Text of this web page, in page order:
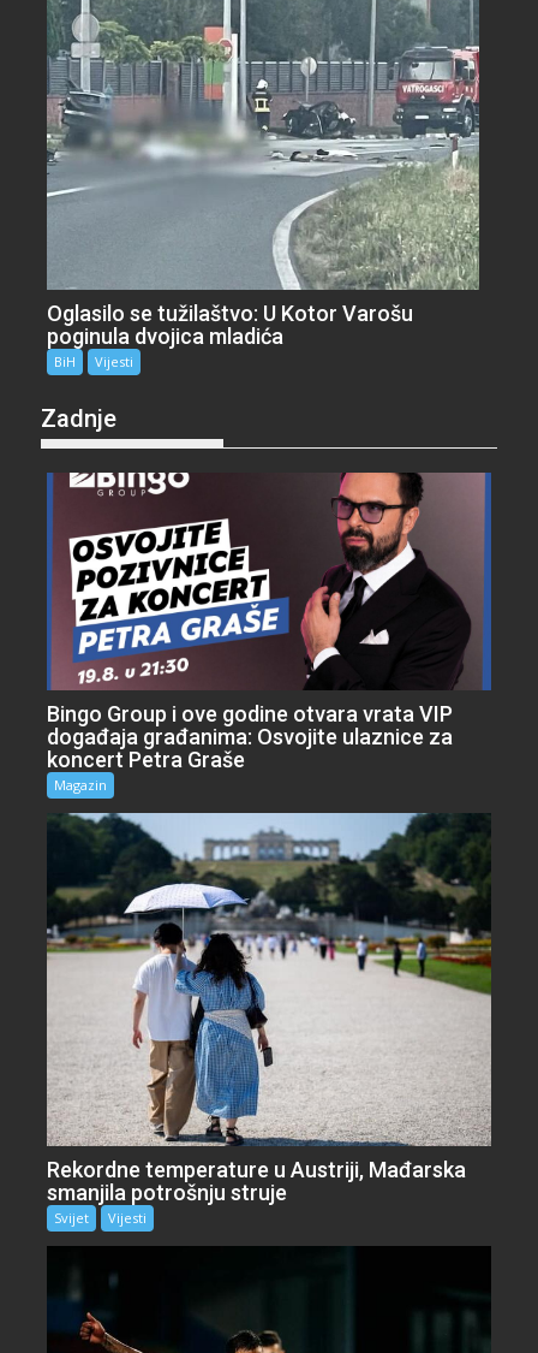
Oglasilo se tužilaštvo: U Kotor Varošu
poginula dvojica mladića
BiH Vijesti
Zadnje
Bingo Group i ove godine otvara vrata VIP
događaja građanima: Osvojite ulaznice za
koncert Petra Graše
Magazin
Rekordne temperature u Austriji, Mađarska
smanjila potrošnju struje
Svijet Vijesti